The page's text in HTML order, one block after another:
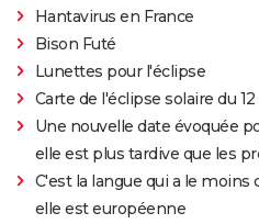
Hantavirus en France
Bison Futé
Lunettes pour l'éclipse
Carte de l'éclipse solaire du
Une nouvelle date évoquée
elle est plus tardive que les
C'est la langue qui a le moins
elle est européenne